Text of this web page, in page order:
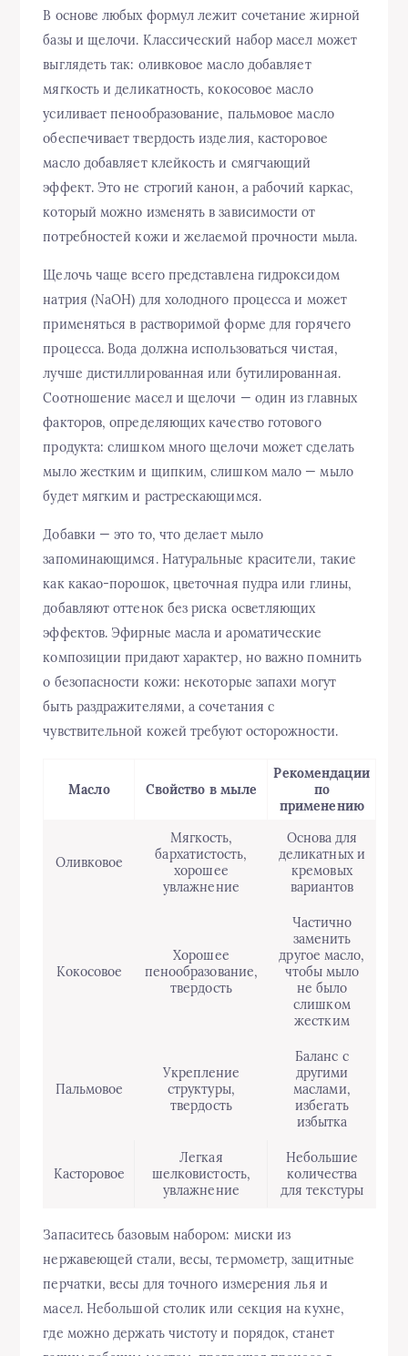
В основе любых формул лежит сочетание жирной
базы и щелочи. Классический набор масел может
выглядеть так: оливковое масло добавляет
мягкость и деликатность, кокосовое масло
усиливает пенообразование, пальмовое масло
обеспечивает твердость изделия, касторовое
масло добавляет клейкость и смягчающий
эффект. Это не строгий канон, а рабочий каркас,
который можно изменять в зависимости от
потребностей кожи и желаемой прочности мыла.
Щелочь чаще всего представлена гидроксидом
натрия (NaOH) для холодного процесса и может
применяться в растворимой форме для горячего
процесса. Вода должна использоваться чистая,
лучше дистиллированная или бутилированная.
Соотношение масел и щелочи — один из главных
факторов, определяющих качество готового
продукта: слишком много щелочи может сделать
мыло жестким и щипким, слишком мало — мыло
будет мягким и растрескающимся.
Добавки — это то, что делает мыло
запоминающимся. Натуральные красители, такие
как какао-порошок, цветочная пудра или глины,
добавляют оттенок без риска осветляющих
эффектов. Эфирные масла и ароматические
композиции придают характер, но важно помнить
о безопасности кожи: некоторые запахи могут
быть раздражителями, а сочетания с
чувствительной кожей требуют осторожности.
Масло Свойство в мыле
Рекомендации
по
применению
Оливковое
Мягкость,
бархатистость,
хорошее
увлажнение
Основа для
деликатных и
кремовых
вариантов
Кокосовое
Хорошее
пенообразование,
твердость
Частично
заменить
другое масло,
чтобы мыло
не было
слишком
жестким
Пальмовое
Укрепление
структуры,
твердость
Баланс с
другими
маслами,
избегать
избытка
Касторовое
Легкая
шелковистость,
увлажнение
Небольшие
количества
для текстуры
Запаситесь базовым набором: миски из
нержавеющей стали, весы, термометр, защитные
перчатки, весы для точного измерения лья и
масел. Небольшой столик или секция на кухне,
где можно держать чистоту и порядок, станет